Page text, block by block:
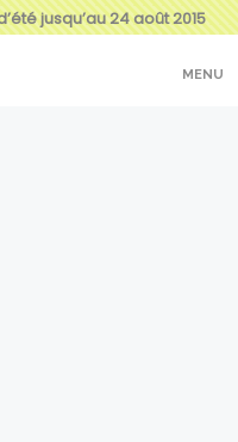
jusqu’au 24 août 2015
MENU